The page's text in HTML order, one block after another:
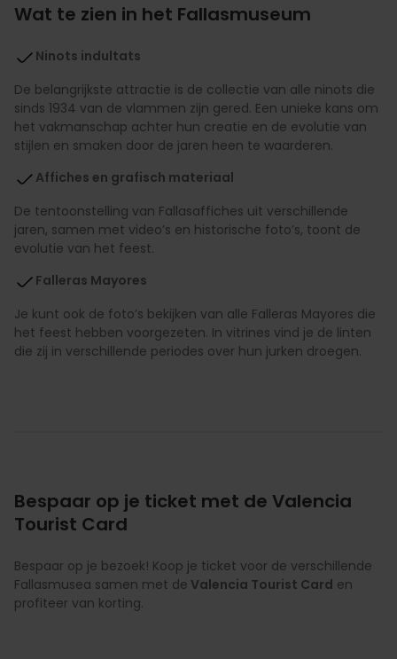
Wat te zien in het Fallasmuseum
Ninots indultats
De belangrijkste attractie is de collectie van alle ninots die
sinds 1934 van de vlammen zijn gered. Een unieke kans om
het vakmanschap achter hun creatie en de evolutie van
stijlen en smaken door de jaren heen te waarderen.
Affiches en grafisch materiaal
De tentoonstelling van Fallasaffiches uit verschillende
jaren, samen met video’s en historische foto’s, toont de
evolutie van het feest.
Falleras Mayores
Je kunt ook de foto’s bekijken van alle Falleras Mayores die
het feest hebben voorgezeten. In vitrines vind je de linten
die zij in verschillende periodes over hun jurken droegen.
Bespaar op je ticket met de Valencia
Tourist Card
Bespaar op je bezoek! Koop je ticket voor de verschillende
Fallasmusea samen met de Valencia Tourist Card en
profiteer van korting.